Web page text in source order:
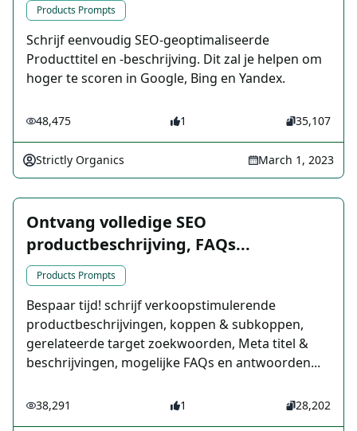
Products Prompts
Schrijf eenvoudig SEO-geoptimaliseerde
Producttitel en -beschrijving. Dit zal je helpen om
hoger te scoren in Google, Bing en Yandex.
48,475 1 35,107
Strictly Organics March 1, 2023
Ontvang volledige SEO
productbeschrijving, FAQs...
Products Prompts
Bespaar tijd! schrijf verkoopstimulerende
productbeschrijvingen, koppen & subkoppen,
gerelateerde target zoekwoorden, Meta titel &
beschrijvingen, mogelijke FAQs en antwoorden...
38,291 1 28,202